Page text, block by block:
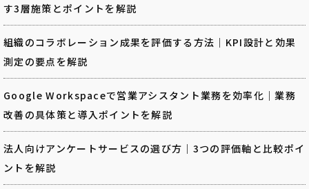
す3層施策とポイントを解説
組織のコラボレーション成果を評価する方法｜KPI設計と効果
測定の要点を解説
Google Workspaceで営業アシスタント業務を効率化｜業務
改善の具体策と導入ポイントを解説
法人向けアンケートサービスの選び方｜3つの評価軸と比較ポイ
ントを解説